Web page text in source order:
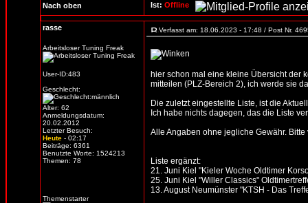
Nach oben Ist: Offline
rasse
Arbeitsloser Tuning Freak
User-ID:483
Geschlecht:
Alter: 62
Anmeldungsdatum:
20.02.2012
Letzter Besuch:
Heute - 02:17
Beiträge: 6361
Benutzte Worte: 1524213
Themen: 78
Themenstarter
Verfasst am: 18.06.2023 - 17:48 / Post Nr.
hier schon mal eine kleine Übersicht der
mitteilen (PLZ-Bereich 2), ich werde sie
Die zuletzt eingestellte Liste, ist die
Ich habe nichts dagegen, das die Liste
Alle Angaben ohne jegliche Gewähr.
Liste ergänzt:
21. Juni Kiel "Kieler Woche Oldtimer
25. Juni Kiel "Willer Classics"
13. August Neumünster "KTSH - Das